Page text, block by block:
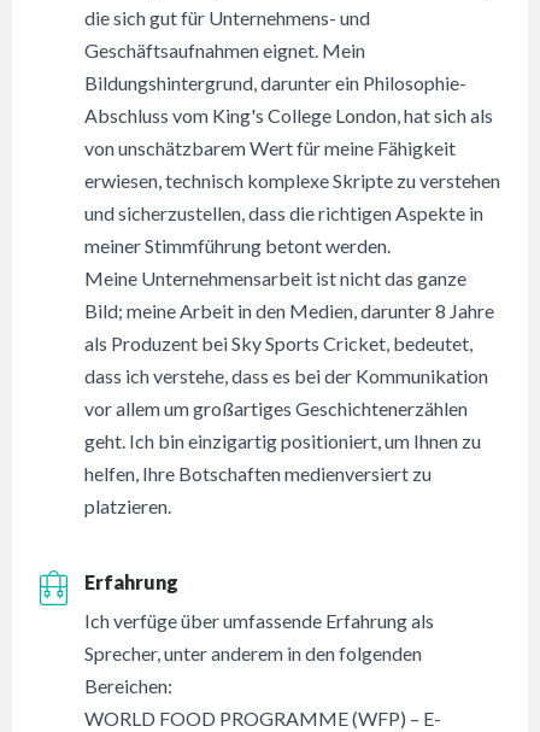
die sich gut für Unternehmens- und
Geschäftsaufnahmen eignet. Mein
Bildungshintergrund, darunter ein Philosophie-
Abschluss vom King's College London, hat sich als
von unschätzbarem Wert für meine Fähigkeit
erwiesen, technisch komplexe Skripte zu verstehen
und sicherzustellen, dass die richtigen Aspekte in
meiner Stimmführung betont werden.
Meine Unternehmensarbeit ist nicht das ganze
Bild; meine Arbeit in den Medien, darunter 8 Jahre
als Produzent bei Sky Sports Cricket, bedeutet,
dass ich verstehe, dass es bei der Kommunikation
vor allem um großartiges Geschichtenerzählen
geht. Ich bin einzigartig positioniert, um Ihnen zu
helfen, Ihre Botschaften medienversiert zu
platzieren.
Erfahrung
Ich verfüge über umfassende Erfahrung als
Sprecher, unter anderem in den folgenden
Bereichen:
WORLD FOOD PROGRAMME (WFP) – E-